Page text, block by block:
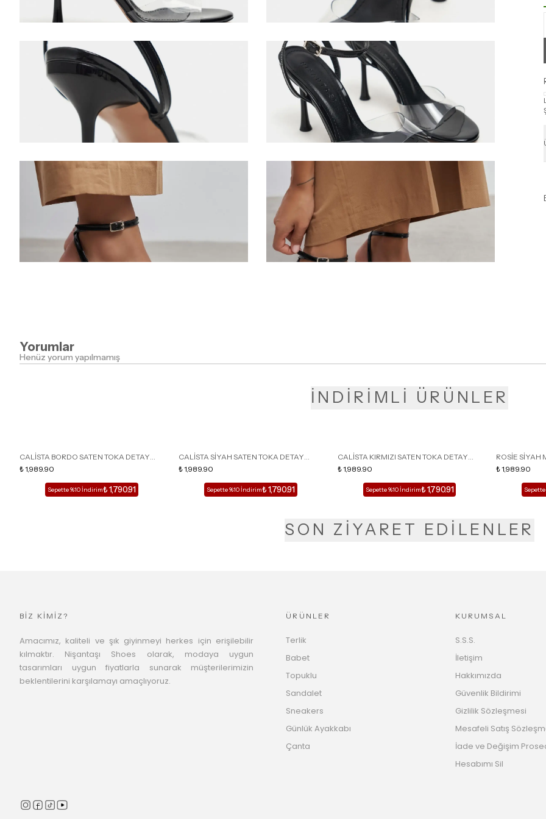
Yorumlar
Henüz yorum yapılmamış
İNDİRİMLİ ÜRÜNLER
CALİSTA BORDO SATEN TOKA DETAY
SİVRİ BURUN KADIN TOPUKLU TERLİK
₺ 1,989.90
Sepette %10 İndirim₺ 1,790.91
CALİSTA SİYAH SATEN TOKA DETAY
SİVRİ BURUN KADIN TOPUKLU TERLİK
₺ 1,989.90
Sepette %10 İndirim₺ 1,790.91
CALİSTA KIRMIZI SATEN TOKA DETAY
SİVRİ BURUN KADIN TOPUKLU TERLİK
₺ 1,989.90
Sepette %10 İndirim₺ 1,790.91
ROSİE SİYAH
DETAY
₺ 1,989.90
SON ZİYARET EDİLENLER
BİZ KİMİZ?
Amacımız, kaliteli ve şık giyinmeyi herkes için erişilebilir
kılmaktır. Nişantaşı Shoes olarak, modaya uygun
tasarımları uygun fiyatlarla sunarak müşterilerimizin
beklentilerini karşılamayı amaçlıyoruz.
ÜRÜNLER
Terlik
Babet
Topuklu
Sandalet
Sneakers
Günlük Ayakkabı
Çanta
KURUMSAL
S.S.S.
İletişim
Hakkımızda
Güvenlik Bildirimi
Gizlilik Sözleşmesi
Mesafeli Satış
İade ve Değişim
Hesabımı Sil